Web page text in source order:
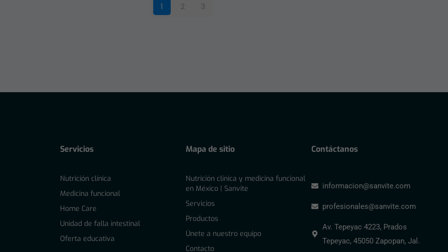
1 2 3
Servicios
Nutrición clínica
Medicina funcional
Home Care
Unidad de falla intestinal
Oferta educativa
Mapa de sitio
Nutrición clínica y medicina funcional
en México | Sanvite
Servicios
Productos
Únete a nuestro equipo
Contacto
Contáctanos
informacion@sanvite.com
profesionales@sanvite.com
Av. Tepeyac 4223, Prados
Tepeyac, 45050 Zapopan, Jal.